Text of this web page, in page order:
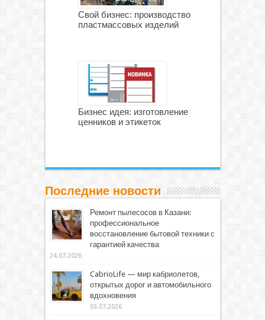
Свой бизнес: производство
пластмассовых изделий
Бизнес идея: изготовление
ценников и этикеток
Последние новости
Ремонт пылесосов в Казани:
профессиональное
восстановление бытовой техники с
гарантией качества
24.07.2026
CabrioLife — мир кабриолетов,
открытых дорог и автомобильного
вдохновения
03.07.2026